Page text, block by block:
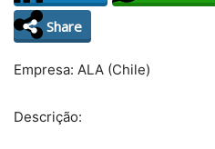
Share
Empresa: ALA (Chile)
Descrição: